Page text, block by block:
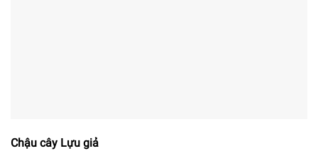
Chậu cây Lựu giả